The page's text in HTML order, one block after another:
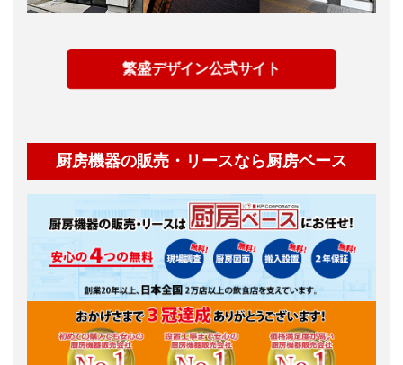
繁盛デザイン公式サイト
厨房機器の販売・リースなら厨房ベース